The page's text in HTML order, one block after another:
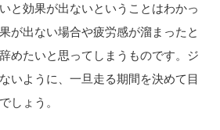
と効果が出ないということはわかっ
が出ない場合や疲労感が溜まったと
めたいと思ってしまうものです。ジ
いように、一旦走る期間を決めて目
しょう。